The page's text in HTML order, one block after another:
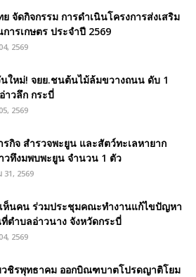
ย จัดกิจกรรม การดำเนินโครงการส่งเสริม
ารเกษตร ประจำปี 2569
2569
ใหม่! จยย.ชนต้นไม้ล้มขวางถนน ดับ 1
าวลึก กระบี่
2569
รกิจ สำรวจพะยูน และสัตว์ทะเลหายาก
วทึงมพบพะยูน จำนวน 1 ตัว
31, 2569
ห็นคน ร่วมประชุมคณะทำงานแก้ไขปัญหา
ตำบลอ่าวนาง จังหวัดกระบี่
2569
วชิรพุทธาคม ออกบิณฑบาตโปรดญาติโยม